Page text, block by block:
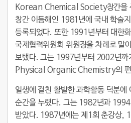
Korean Chemical Society창간을
창간 이듬해인 1981년에 국내 학술
등록되었다. 또한 1991년부터 대한
국제협력위원회 위원장을 차례로 맡
보탰다. 그는 1997년부터 2002년까
Physical Organic Chemistry의
일생에 걸친 활발한 과학활동 덕분에
순간을 누렸다. 그는 1982년과
받았다. 1987년에는 제1회 춘강상,